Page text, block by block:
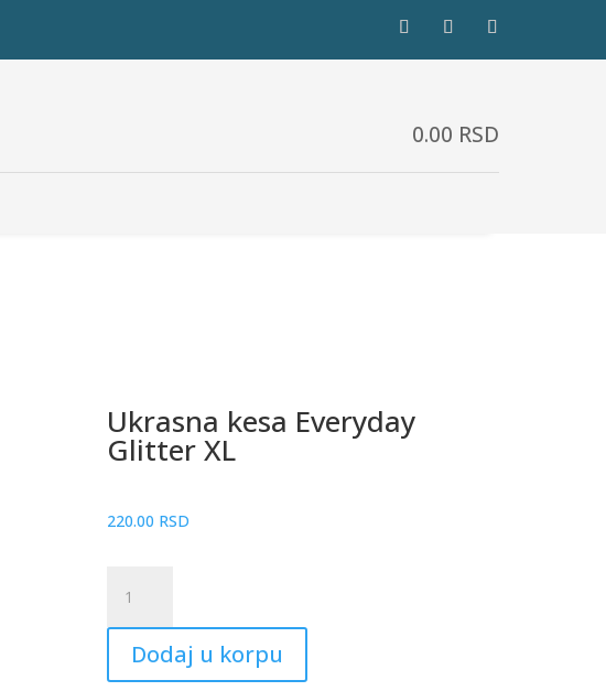
0.00 RSD
Ukrasna kesa Everyday
Glitter XL
220.00 RSD
kesa
Everyday
Glitter
XL
Dodaj u korpu